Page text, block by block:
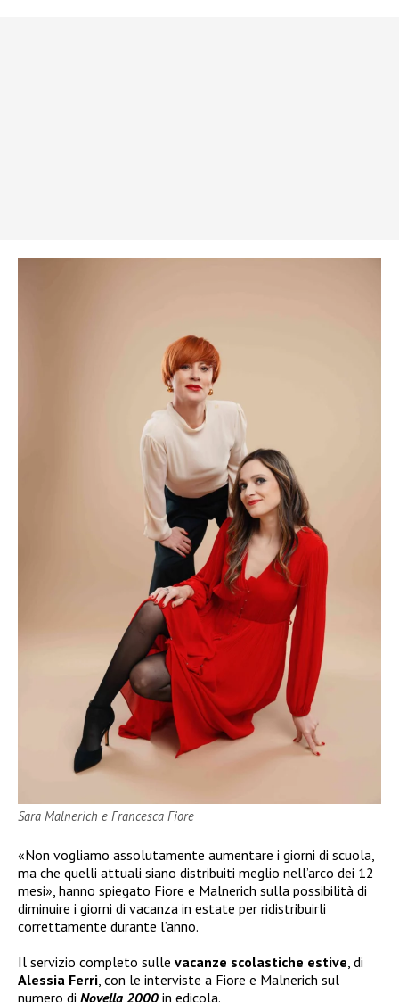
Sara Malnerich e Francesca Fiore
«Non vogliamo assolutamente aumentare i giorni di scuola,
ma che quelli attuali siano distribuiti meglio nell’arco dei 12
mesi», hanno spiegato Fiore e Malnerich sulla possibilità di
diminuire i giorni di vacanza in estate per ridistribuirli
correttamente durante l’anno.
Il servizio completo sulle vacanze scolastiche estive , di
Alessia Ferri , con le interviste a Fiore e Malnerich sul
numero di Novella 2000 in edicola.